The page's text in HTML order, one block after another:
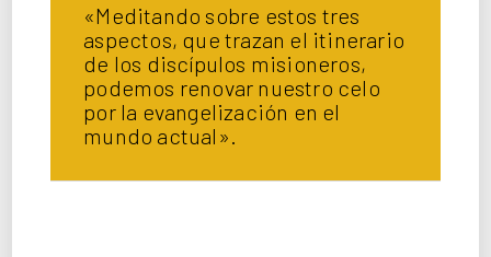
«Meditando sobre estos tres
aspectos, que trazan el itinerario
de los discípulos misioneros,
podemos renovar nuestro celo
por la evangelización en el
mundo actual».